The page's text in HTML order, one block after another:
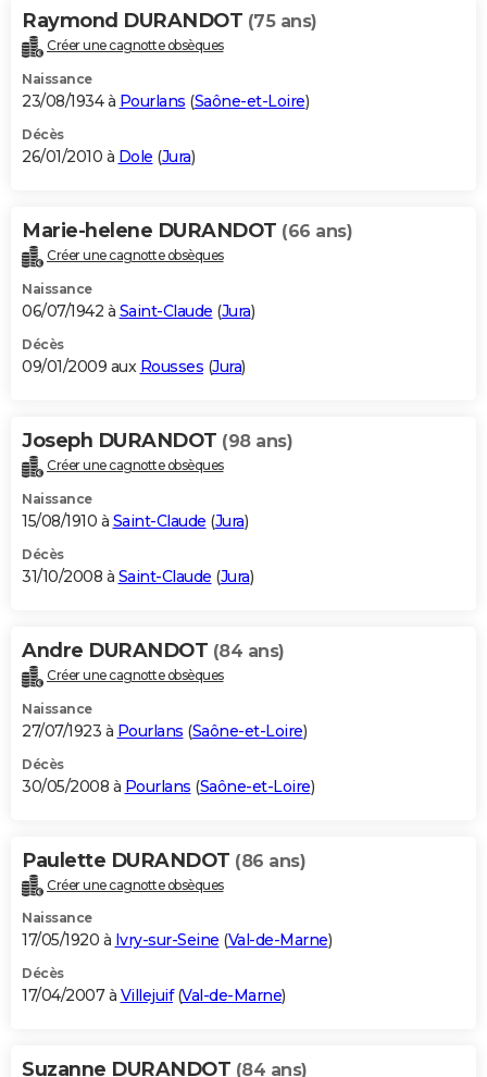
Raymond DURANDOT (75 ans)
Créer une cagnotte obsèques
Naissance
23/08/1934 à Pourlans (Saône-et-Loire)
Décès
26/01/2010 à Dole (Jura)
Marie-helene DURANDOT (66 ans)
Créer une cagnotte obsèques
Naissance
06/07/1942 à Saint-Claude (Jura)
Décès
09/01/2009 aux Rousses (Jura)
Joseph DURANDOT (98 ans)
Créer une cagnotte obsèques
Naissance
15/08/1910 à Saint-Claude (Jura)
Décès
31/10/2008 à Saint-Claude (Jura)
Andre DURANDOT (84 ans)
Créer une cagnotte obsèques
Naissance
27/07/1923 à Pourlans (Saône-et-Loire)
Décès
30/05/2008 à Pourlans (Saône-et-Loire)
Paulette DURANDOT (86 ans)
Créer une cagnotte obsèques
Naissance
17/05/1920 à Ivry-sur-Seine (Val-de-Marne)
Décès
17/04/2007 à Villejuif(Val-de-Marne)
Suzanne DURANDOT (84 ans)